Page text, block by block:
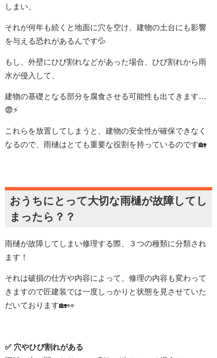
しまい、
それが何年も続くと地面に穴を空け、建物の土台にも影響
を与える恐れがあるんです💦
もし、外壁にひび割れなどがあった場合、ひび割れから雨
水が侵入して、
建物の基礎となる部分を腐食させる可能性も出てきます…
😨⚡
これらを放置してしまうと、建物の安全性が確保できなく
なるので、雨樋はとても重要な役割 を持っているのです🏡
おうちにとって大切な雨樋が故障してし
まったら？？
雨樋が故障してしまい修理する際、３つの種類に分類され
ます！
それは破損の仕方や内容によって、修理の内容も変わって
きますので匠建装では一度しっかりと状態を見させていた
だいております🏡👀
✅ 穴やひび割れがある